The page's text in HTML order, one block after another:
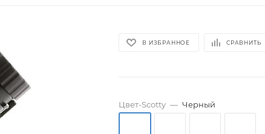
В ИЗБРАННОЕ СРАВНИТЬ
Цвет-Scotty — Черный